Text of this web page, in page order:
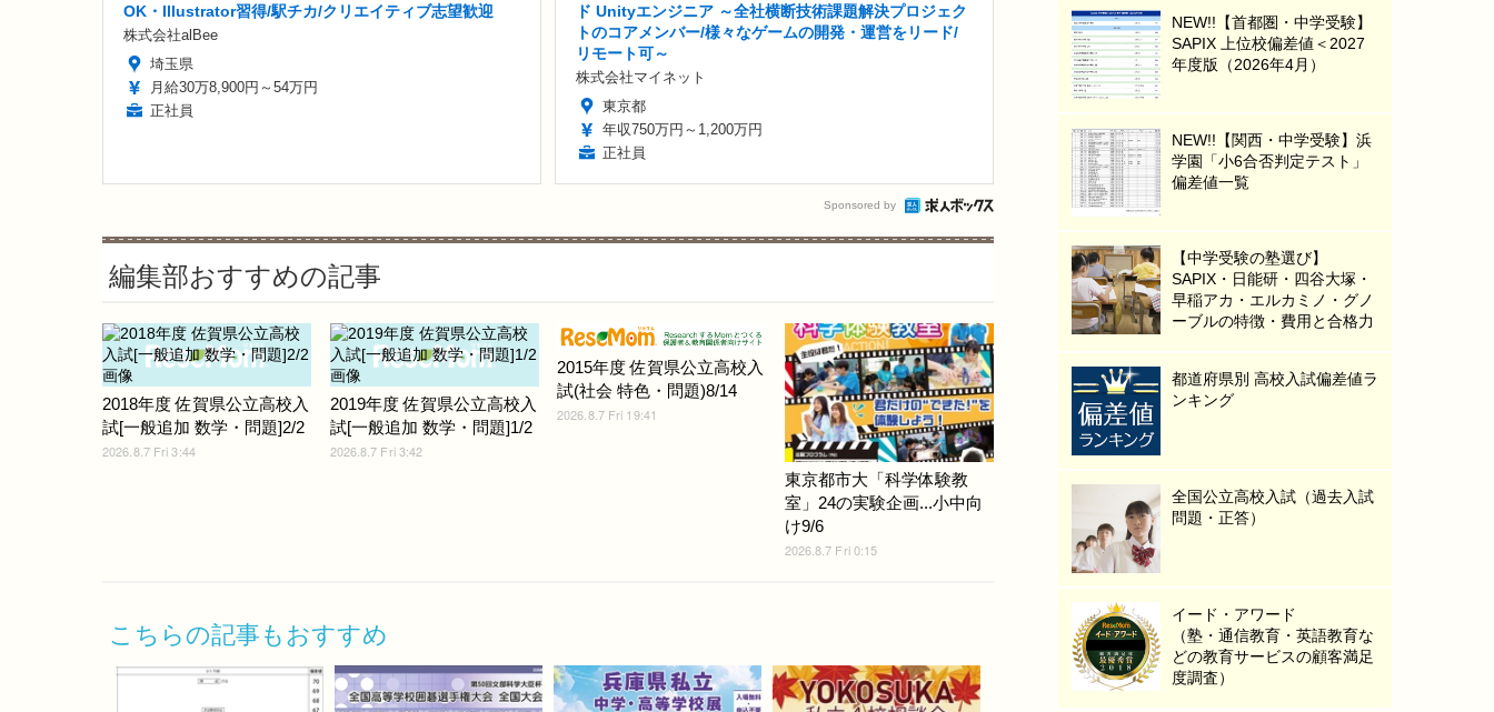
OK・Illustrator習得/駅チカ/クリエイティブ志望歓迎
株式会社alBee
埼玉県
月給30万8,900円～54万円
正社員
ド Unityエンジニア ～全社横断技術課題解決プロジェク
トのコアメンバー/様々なゲームの開発・運営をリード/
リモート可～
株式会社マイネット
東京都
年収750万円～1,200万円
正社員
Sponsored by
編集部おすすめの記事
2018年度 佐賀県公立高校入
試[一般追加 数学・問題]2/2
2026.8.7 Fri 3:44
2019年度 佐賀県公立高校入
試[一般追加 数学・問題]1/2
2026.8.7 Fri 3:42
2015年度 佐賀県公立高校入
試(社会 特色・問題)8/14
2026.8.7 Fri 19:41
東京都市大「科学体験教
室」24の実験企画...小中向
け9/6
2026.8.7 Fri 0:15
こちらの記事もおすすめ
NEW!!【首都圏・中学受験】
SAPIX 上位校偏差値＜2027
年度版（2026年4月）
NEW!!【関西・中学受験】浜
学園「小6合否判定テスト」
偏差値一覧
【中学受験の塾選び】
SAPIX・日能研・四谷大塚・
早稲アカ・エルカミノ・グノ
ーブルの特徴・費用と合格力
都道府県別 高校入試偏差値ラ
ンキング
全国公立高校入試（過去入試
問題・正答）
イード・アワード
（塾・通信教育・英語教育な
どの教育サービスの顧客満足
度調査）